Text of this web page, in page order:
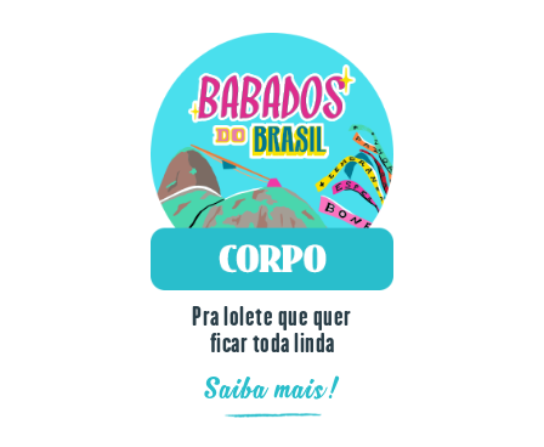
Pra lolete que quer
ficar toda linda
Saiba mais!